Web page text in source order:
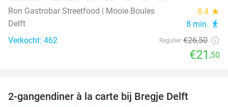
Ron Gastrobar Streetfood | Mooie Boules
8.4 star
Delft 8 min. directions_walk
Verkocht: 462 Regulier €26,50
€21 ,50
2-gangendiner à la carte bij Bregje Delft